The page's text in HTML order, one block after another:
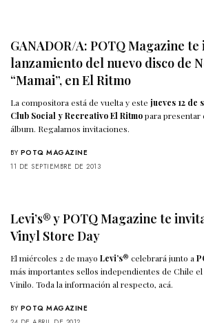
GANADOR/A: POTQ Magazine
lanzamiento del nuevo disco de
“Mamai”, en El Ritmo
La compositora está de vuelta y estejueves 12 de
Club Social y Recreativo El Ritmopara presentar
álbum. Regalamos invitaciones.
BY POTQ MAGAZINE
11 DE SEPTIEMBRE DE 2013
Levi’s® y POTQ Magazine te
Vinyl Store Day
El miércoles 2 de mayoLevi’s® celebrará junto a
más importantes sellos independientes de Chile
Vinilo. Toda la información al respecto, acá.
BY POTQ MAGAZINE